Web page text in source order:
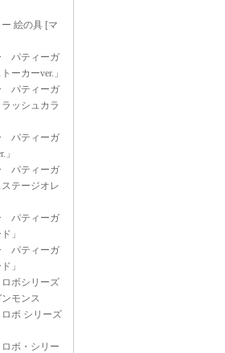
絵の具 [マ
パティーガ
ーカーver.」
パティーガ
ッシュカラ
パティーガ
パティーガ
テージオレ
パティーガ
」
パティーガ
」
ボシリーズ
モンス
ボ シリーズ
ボ・シリー